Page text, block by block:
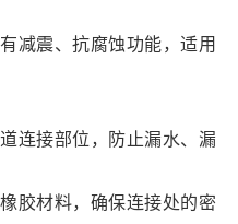
减震、抗腐蚀功能，适用
连接部位，防止漏水、漏
胶材料，确保连接处的密